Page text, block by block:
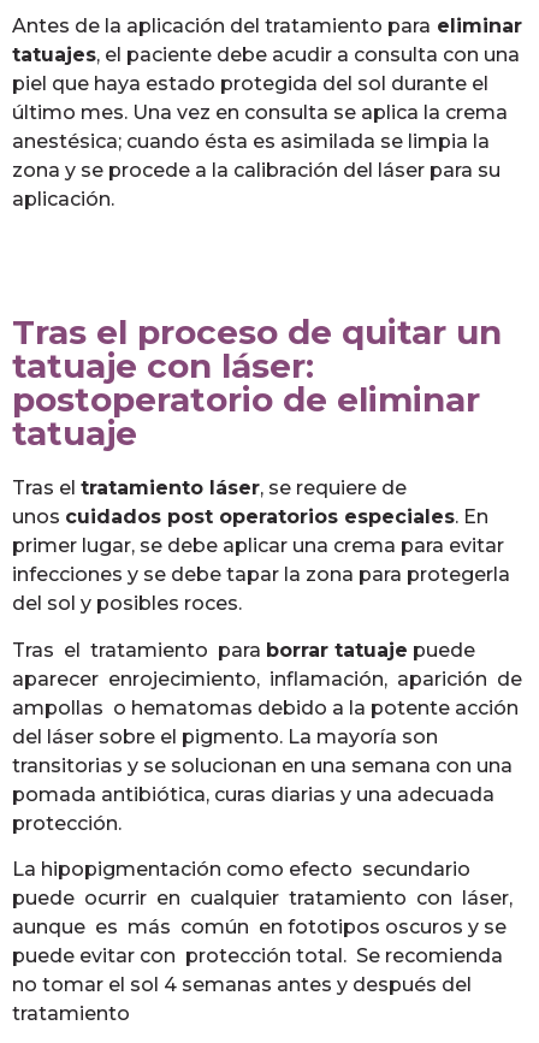
Antes de la aplicación del tratamiento para eliminar
tatuajes, el paciente debe acudir a consulta con una
piel que haya estado protegida del sol durante el
último mes. Una vez en consulta se aplica la crema
anestésica; cuando ésta es asimilada se limpia la
zona y se procede a la calibración del láser para su
aplicación.
Tras el proceso de quitar un
tatuaje con láser:
postoperatorio de eliminar
tatuaje
Tras el tratamiento láser, se requiere de
unos cuidados post operatorios especiales. En
primer lugar, se debe aplicar una crema para evitar
infecciones y se debe tapar la zona para protegerla
del sol y posibles roces.
Tras el tratamiento para borrar tatuaje puede
aparecer enrojecimiento, inflamación, aparición de
ampollas o hematomas debido a la potente acción
del láser sobre el pigmento. La mayoría son
transitorias y se solucionan en una semana con una
pomada antibiótica, curas diarias y una adecuada
protección.
La hipopigmentación como efecto secundario
puede ocurrir en cualquier tratamiento con láser,
aunque es más común en fototipos oscuros y se
puede evitar con protección total. Se recomienda
no tomar el sol 4 semanas antes y después del
tratamiento